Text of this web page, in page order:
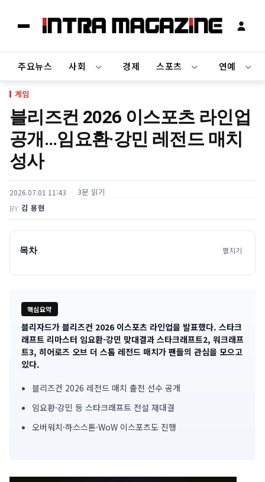
주요뉴스 사회 경제 스포츠 연예
게임
블리즈컨 2026 이스포츠 라인업
공개…임요환·강민 레전드 매치
성사
2026.07.01 11:43 3분 읽기
BY 김 용현
목차 펼치기
핵심요약
기
사
블리자드가 블리즈컨 2026 이스포츠 라인업을 발표했다. 스타크
래프트 리마스터 임요환-강민 맞대결과 스타크래프트2, 워크래프
트3, 히어로즈 오브 더 스톰 레전드 매치가 팬들의 관심을 모으고
있다.
블리즈컨 2026 레전드 매치 출전 선수 공개
임요환·강민 등 스타크래프트 전설 재대결
오버워치·하스스톤·WoW 이스포츠도 진행